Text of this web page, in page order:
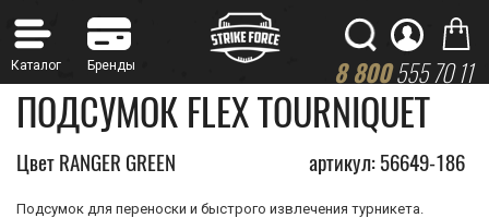
8 800555 70 11
ПОДСУМОК FLEX TOURNIQUET
Цвет RANGER GREEN артикул: 56649-186
Подсумок для переноски и быстрого извлечения турникета.